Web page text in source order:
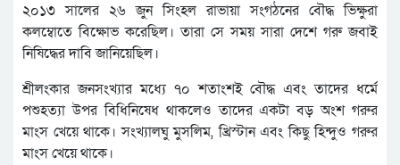
২০১৩ সালের ২৬ জুন সিংহল রাভায়া সংগঠনের বৌদ্ধ ভিক্ষুরা
কলম্বোতে বিক্ষোভ করেছিল। তারা সে সময় সারা দেশে গরু জবাই
নিষিদ্ধের দাবি জানিয়েছিল।
শ্রীলংকার জনসংখ্যার মধ্যে ৭০ শতাংশই বৌদ্ধ এবং তাদের ধর্মে
পশুহত্যা উপর বিধিনিষেধ থাকলেও তাদের একটা বড় অংশ গরুর
মাংস খেয়ে থাকে। সংখ্যালঘু মুসলিম, খ্রিস্টান এবং কিছু হিন্দুও গরুর
মাংস খেয়ে থাকে।